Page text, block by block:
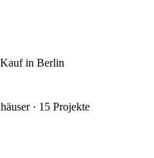
in Berlin
· 15 Projekte